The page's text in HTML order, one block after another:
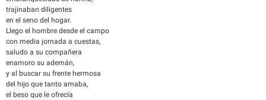
trajinaban diligentes
en el seno del hogar.
Llego el hombre desde el campo
con media jornada a cuestas,
saludo a su compañera
enamoro su ademán,
y al buscar su frente hermosa
del hijo que tanto amaba,
el beso que le ofrecía